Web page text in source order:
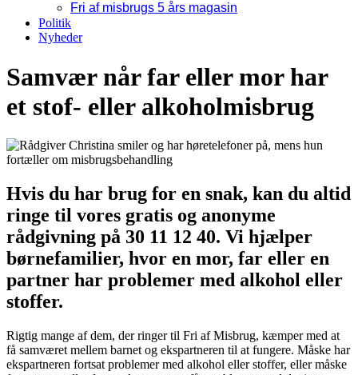
Fri af misbrugs 5 års magasin
Politik
Nyheder
Samvær når far eller mor har
et stof- eller alkoholmisbrug
Hvis du har brug for en snak, kan du altid
ringe til vores gratis og anonyme
rådgivning på 30 11 12 40. Vi hjælper
børnefamilier, hvor en mor, far eller en
partner har problemer med alkohol eller
stoffer.
Rigtig mange af dem, der ringer til Fri af Misbrug, kæmper med at
få samværet mellem barnet og ekspartneren til at fungere. Måske har
ekspartneren fortsat problemer med alkohol eller stoffer, eller måske